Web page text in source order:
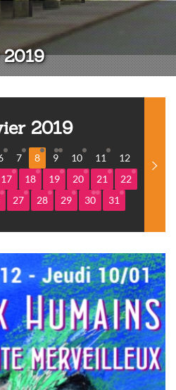
2019
7 8 9 10 11
12
17 18 19 20 21
22
27 28 29 30 31